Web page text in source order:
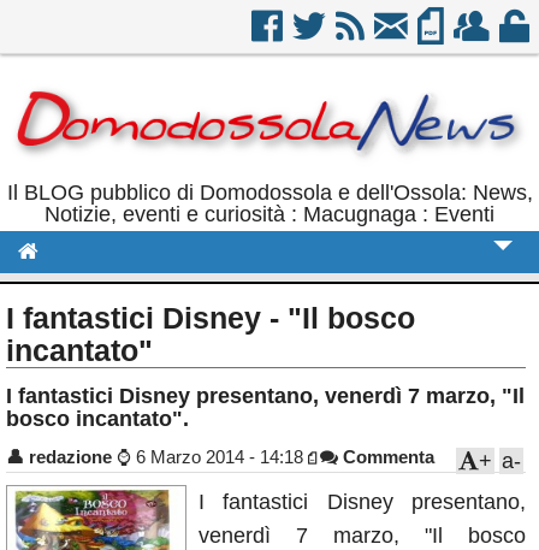
Il BLOG pubblico di Domodossola e dell'Ossola: News,
Notizie, eventi e curiosità : Macugnaga : Eventi
Politica
Sport
Eventi
Rubriche
Calendario
I fantastici Disney - "Il bosco
incantato"
I fantastici Disney presentano, venerdì 7 marzo, "Il
bosco incantato".
👤 redazione ⌚ 6 Marzo 2014 - 14:18 Commenta a-
+
I fantastici Disney presentano,
venerdì 7 marzo, "Il bosco